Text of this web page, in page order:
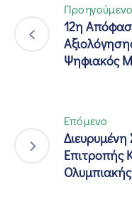
Προηγούμενο
12η
Ψηφιακός
Επόμενο
Διευρυμένη
Επιτροπής